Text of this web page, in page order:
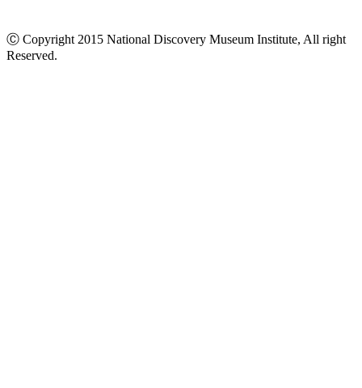
Ⓒ Copyright 2015 National Discovery Museum Institute, All right
Reserved.